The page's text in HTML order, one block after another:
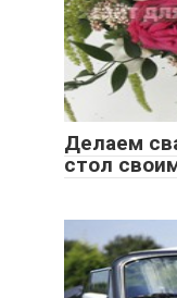
Делаем
стол